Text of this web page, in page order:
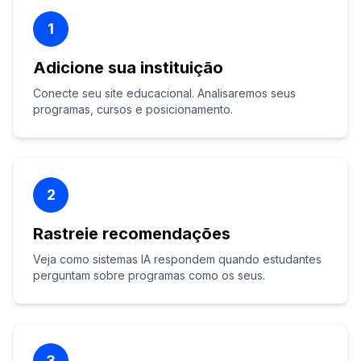
1
Adicione sua instituição
Conecte seu site educacional. Analisaremos seus
programas, cursos e posicionamento.
2
Rastreie recomendações
Veja como sistemas IA respondem quando estudantes
perguntam sobre programas como os seus.